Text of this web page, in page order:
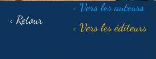
< Retour
< Vers les auteurs
< Vers les éditeurs